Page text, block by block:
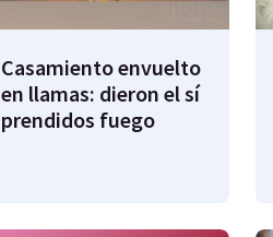
Casamiento envuelto
en llamas: dieron el sí
prendidos fuego